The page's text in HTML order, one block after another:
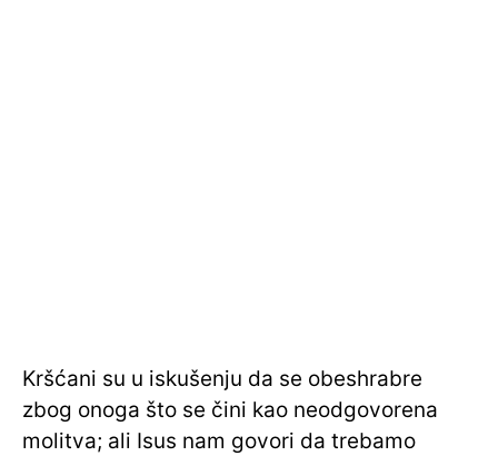
Kršćani su u iskušenju da se obeshrabre
zbog onoga što se čini kao neodgovorena
molitva; ali Isus nam govori da trebamo